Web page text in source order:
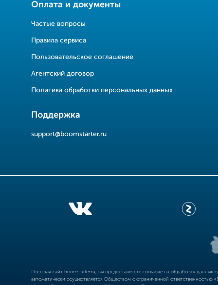
Оплата и документы
Частые вопросы
Правила сервиса
Пользовательское соглашение
Агентский договор
Политика обработки персональных данных
Поддержка
support@boomstarter.ru
Посещая сайт boomstarter.ru , вы предоставляете согласие на обработку
автоматически осуществляется Обществом с ограниченной